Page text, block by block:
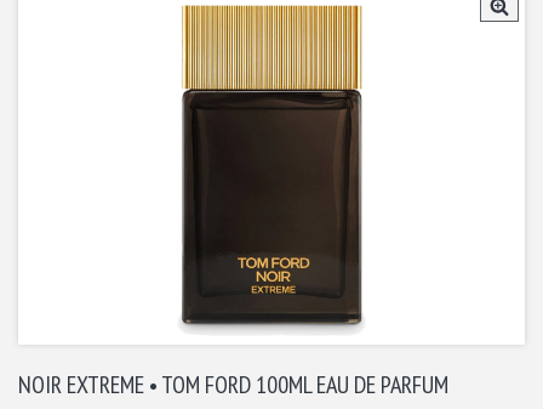
NOIR EXTREME • TOM FORD 100ML EAU DE PARFUM